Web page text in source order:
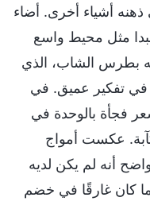
أشياء أخرى. أضاء
مثل محيط واسع
بطرس الشاب، الذي
في تفكير عميق. في
فجأة بالوحدة في
عكست أمواج
أنه لم يكن لديه
كان غارقًا في خضم